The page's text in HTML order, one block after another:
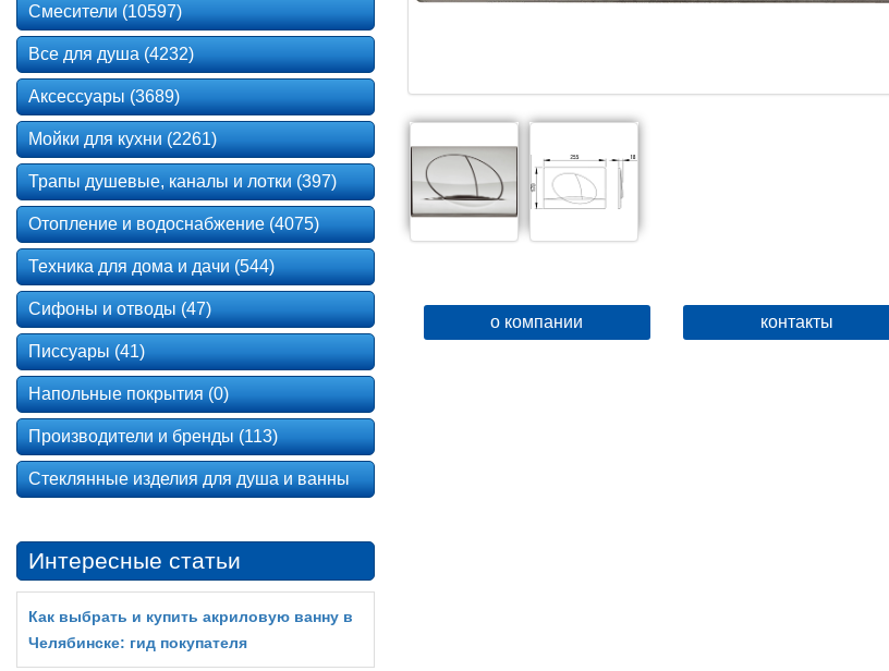
о компании контакты
Смесители (10597)
Все для душа (4232)
Аксессуары (3689)
Мойки для кухни (2261)
Трапы душевые, каналы и лотки (397)
Отопление и водоснабжение (4075)
Техника для дома и дачи (544)
Сифоны и отводы (47)
Писсуары (41)
Напольные покрытия (0)
Производители и бренды (113)
Стеклянные изделия для душа и ванны
Интересные статьи
Как выбрать и купить акриловую ванну в
Челябинске: гид покупателя